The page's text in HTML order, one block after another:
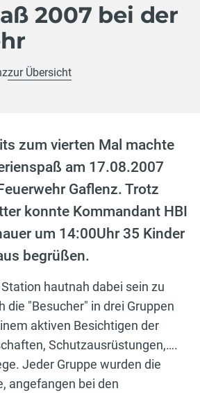
2007 bei der
zur Übersicht
zum vierten Mal machte
am 17.08.2007
Gaflenz. Trotz
konnte Kommandant HBI
um 14:00Uhr 35 Kinder
begrüßen.
hautnah dabei sein zu
die "Besucher" in drei Gruppen
aktiven Besichtigen der
Schutzausrüstungen,….
Jeder Gruppe wurden die
angefangen bei den